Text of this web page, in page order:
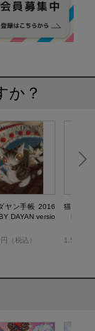
か？
ヤン手帳 2016
DAYAN versio
（税込）
猫のダ
1,540円